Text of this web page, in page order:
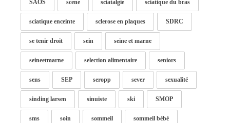
SAOS scene sciatalgie sciatique du bras
sciatique enceinte sclerose en plaques SDRC
se tenir droit sein seine et marne
seineetmarne selection alimentaire seniors
sens SEP seropp sever sexualité
sinding larsen sinuiste ski SMOP
sms soin sommeil sommeil bébé